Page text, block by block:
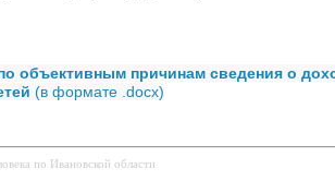
объективным причинам сведения о
(в формате .docx)
по Ивановской области